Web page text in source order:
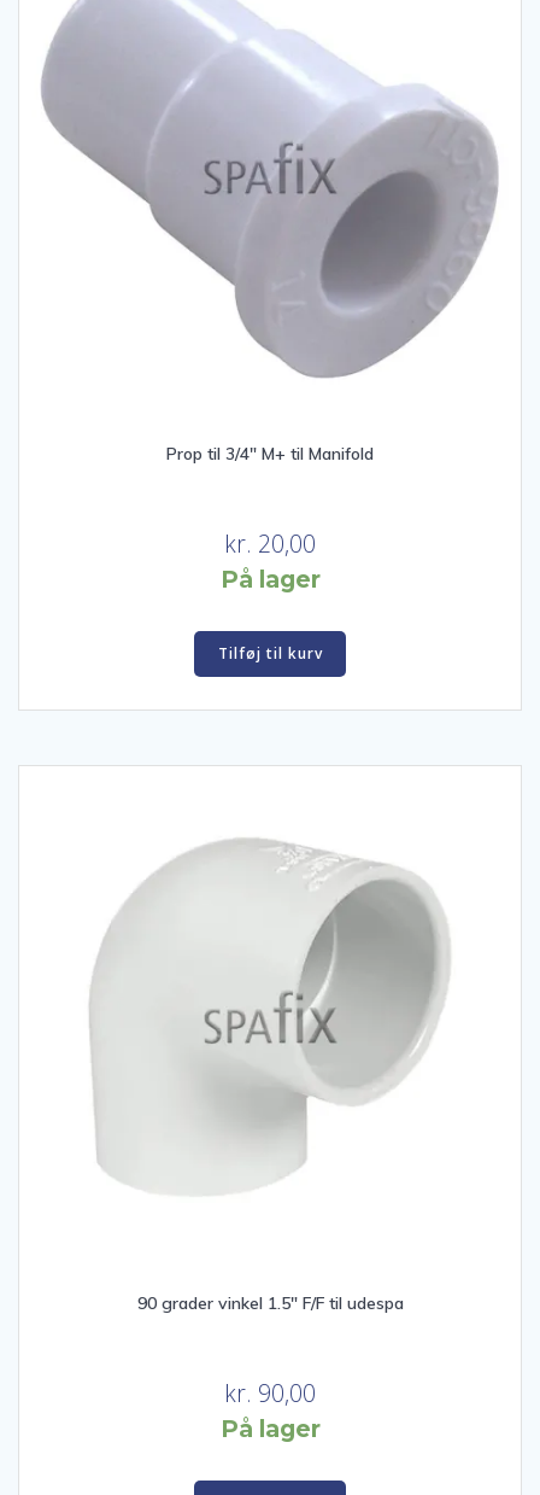
Prop til 3/4″ M+ til Manifold
kr. 20,00
På lager
Tilføj til kurv
90 grader vinkel 1.5″ F/F til udespa
kr. 90,00
På lager